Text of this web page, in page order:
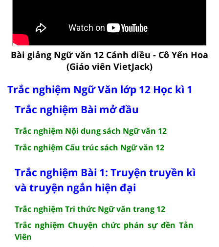
Bài giảng Ngữ văn 12 Cánh diều - Cô Yến Hoa
(Giáo viên VietJack)
Trắc nghiệm Ngữ Văn lớp 12 Học kì 1
Trắc nghiệm Bài mở đầu
Trắc nghiệm Nội dung sách Ngữ văn 12
Trắc nghiệm Cấu trúc sách Ngữ văn 12
Trắc nghiệm Bài 1: Truyện truyền kì
và truyện ngắn hiện đại
Trắc nghiệm Tri thức Ngữ văn trang 12
Trắc nghiệm Chuyện chức phán sự đền Tản
Viên